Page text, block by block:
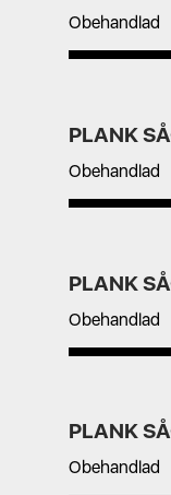
Obehandlad
PLANK
Obehandlad
PLANK
Obehandlad
PLANK
Obehandlad